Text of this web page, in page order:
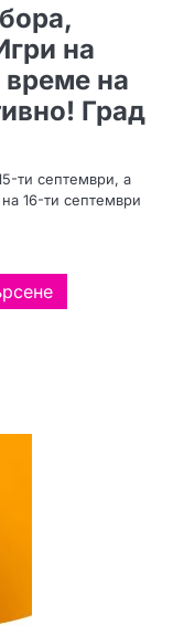
на
време на
Град
ти септември, а
16-ти септември